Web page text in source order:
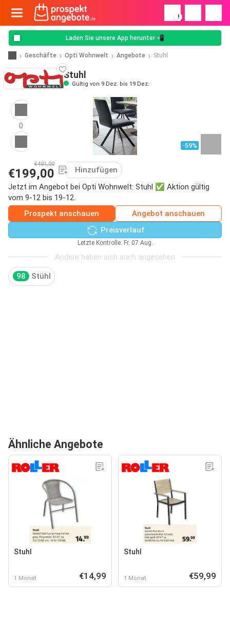
!
Laden Sie unsere App herunter 📲
Geschäfte Opti Wohnwelt Angebote Stuhl
Stuhl
Gültig von 9 Dez. bis 19 Dez.
0
-59%
€491,00
€199,00
Hinzufügen
Jetzt im Angebot bei Opti Wohnwelt: Stuhl ✅ Aktion gültig
vom 9-12 bis 19-12.
Prospekt anschauen
Angebot anschauen
Preisverlauf
Letzte Kontrolle: Fr. 07 Aug.
Andere haben sich auch angesehen
98 Stühl
Ähnliche Angebote
Stuhl
1 Monat €14,99
Stuhl
1 Monat €59,99